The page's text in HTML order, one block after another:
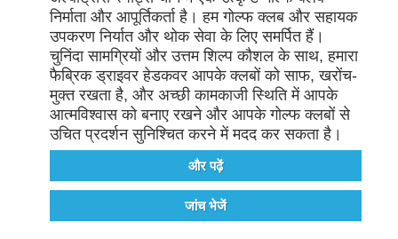
निर्माता और आपूर्तिकर्ता है। हम गोल्फ क्लब और सहायक
उपकरण निर्यात और थोक सेवा के लिए समर्पित हैं।
चुनिंदा सामग्रियों और उत्तम शिल्प कौशल के साथ, हमारा
फैब्रिक ड्राइवर हेडकवर आपके क्लबों को साफ, खरोंच-
मुक्त रखता है, और अच्छी कामकाजी स्थिति में आपके
आत्मविश्वास को बनाए रखने और आपके गोल्फ क्लबों से
उचित प्रदर्शन सुनिश्चित करने में मदद कर सकता है।
और पढ़ें
जांच भेजें